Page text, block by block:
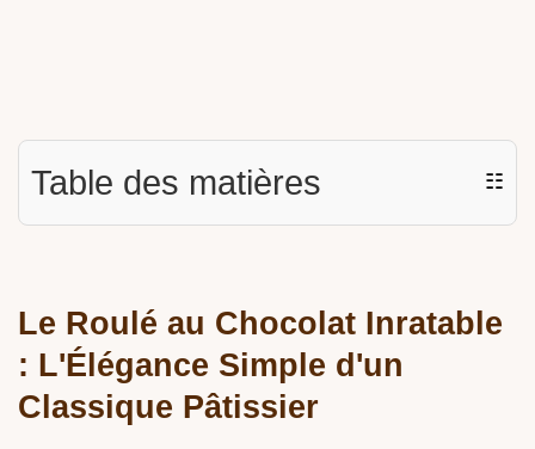
Table des matières ☷
Le Roulé au Chocolat Inratable
: L'Élégance Simple d'un
Classique Pâtissier